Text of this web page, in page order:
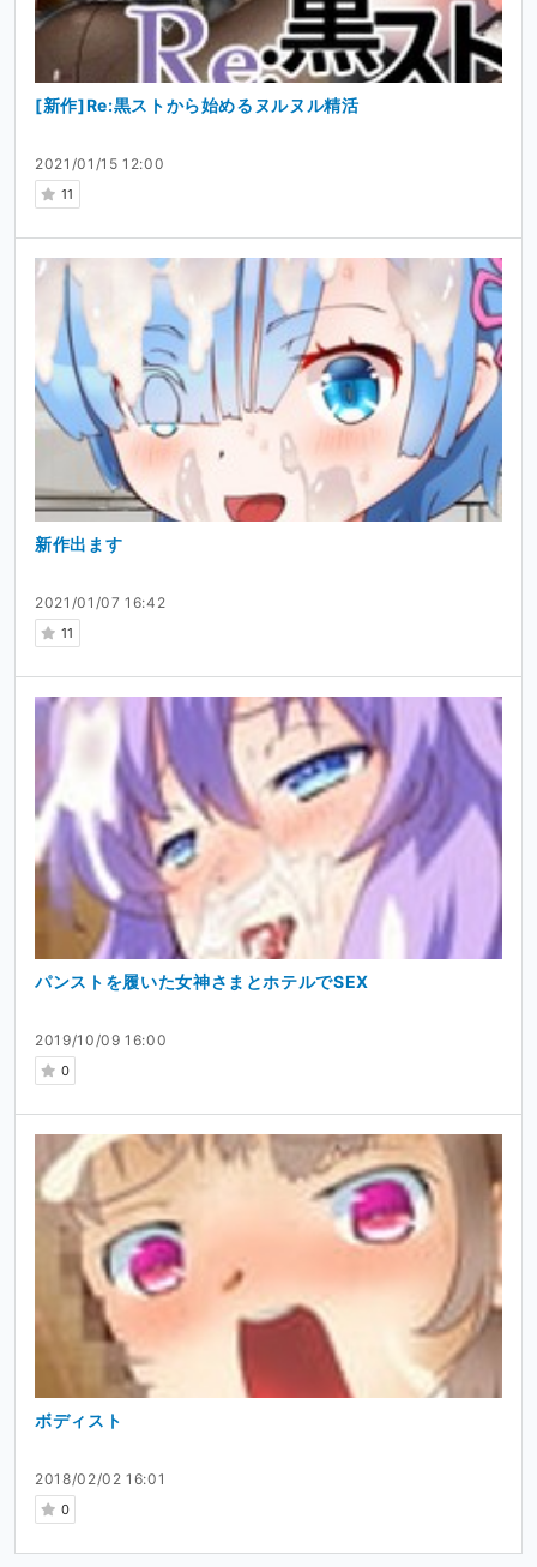
2021/01/15 12:00
11
[新作]Re:黒ストから始めるヌルヌル精活
2021/01/07 16:42
11
新作出ます
2019/10/09 16:00
0
パンストを履いた女神さまとホテルでSEX
2018/02/02 16:01
0
ボディスト